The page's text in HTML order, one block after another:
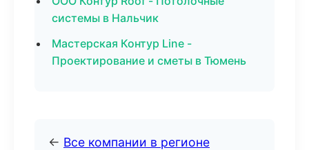
системы в Нальчик
Мастерская Контур Line -
Проектирование и сметы в Тюмень
← Все компании в регионе